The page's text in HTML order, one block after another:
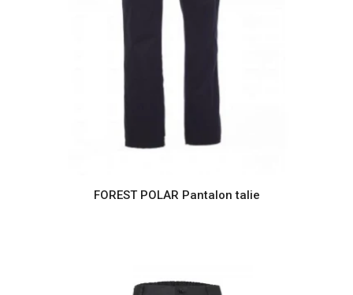
FOREST POLAR Pantalon talie